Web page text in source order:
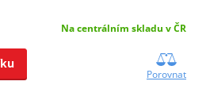
Na centrálním skladu v ČR
Porovnat